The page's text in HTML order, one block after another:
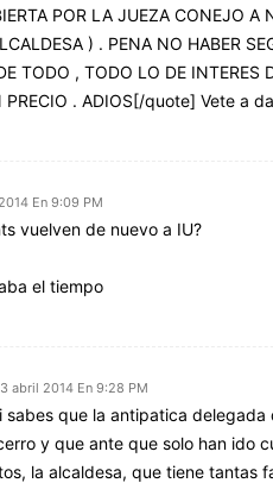
POR LA JUEZA CONEJO A
) . PENA NO HABER
TODO , TODO LO DE INTERES
PRECIO . ADIOS[/quote] Vete a
En 9:09 PM
vuelven de nuevo a IU?
el tiempo
abril 2014 En 9:28 PM
sabes que la antipatica
y que ante que solo han ido
la alcaldesa, que tiene tantas